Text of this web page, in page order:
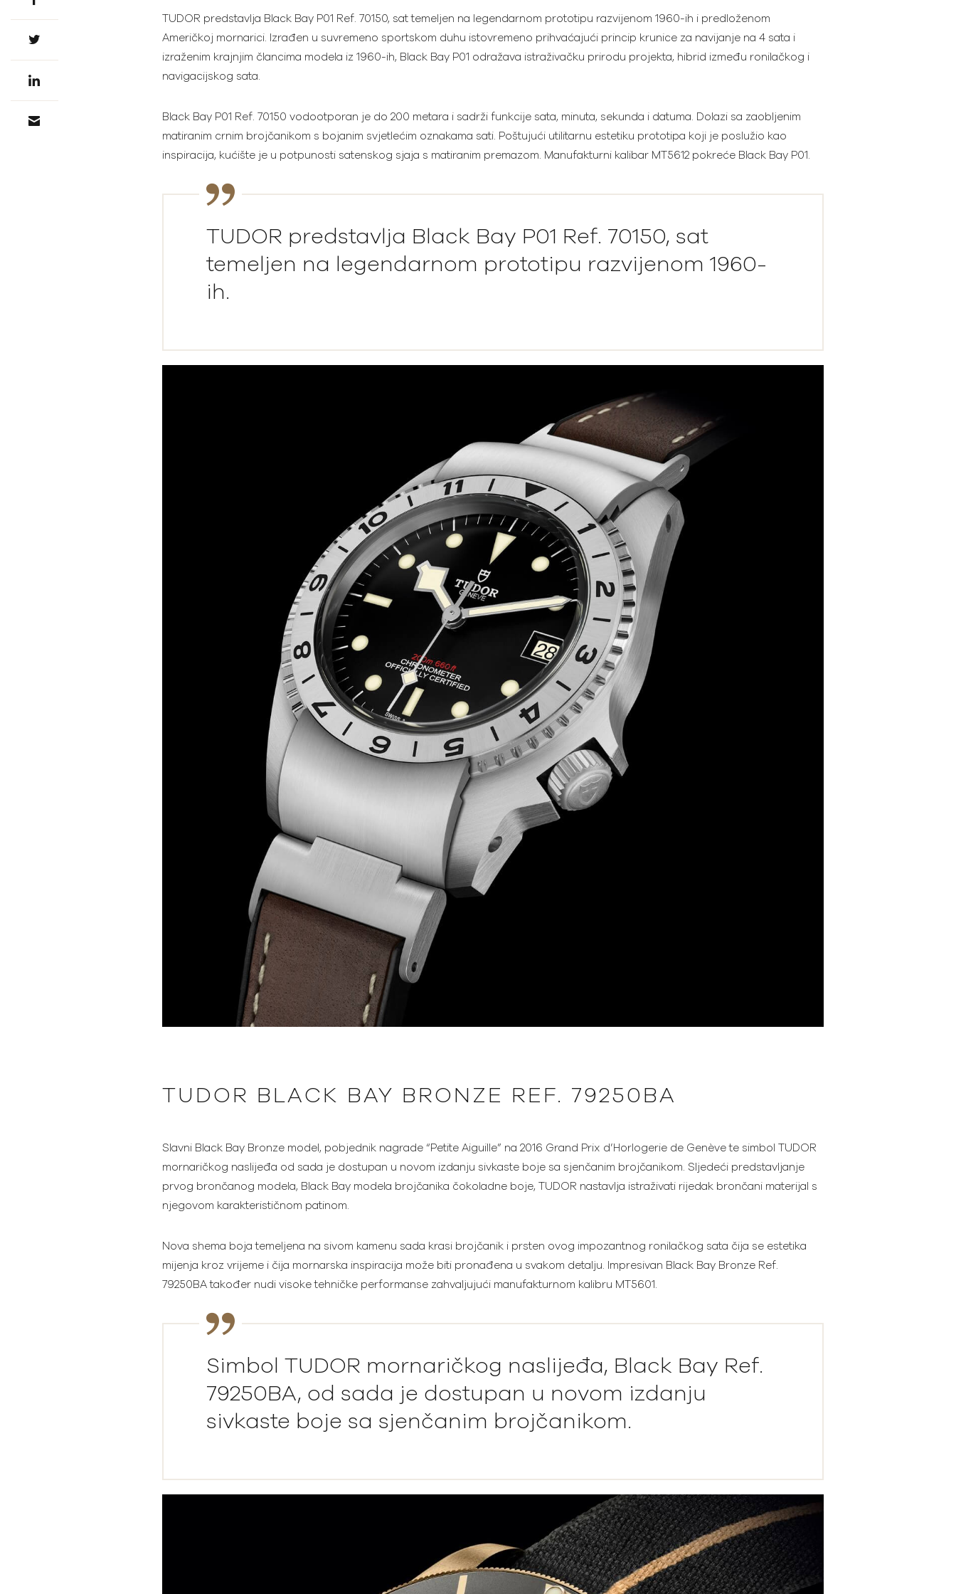
TUDOR predstavlja Black Bay P01 Ref. 70150, sat temeljen na legendarnom prototipu razvijenom 1960-ih i predloženom
Američkoj mornarici. Izrađen u suvremeno sportskom duhu istovremeno prihvaćajući princip krunice za navijanje na 4 sata i
izraženim krajnjim člancima modela iz 1960-ih, Black Bay P01 odražava istraživačku prirodu projekta, hibrid između ronilačkog i
navigacijskog sata.
Black Bay P01 Ref. 70150 vodootporan je do 200 metara i sadrži funkcije sata, minuta, sekunda i datuma. Dolazi sa zaobljenim
matiranim crnim brojčanikom s bojanim svjetlećim oznakama sati. Poštujući utilitarnu estetiku prototipa koji je poslužio kao
inspiracija, kućište je u potpunosti satenskog sjaja s matiranim premazom. Manufakturni kalibar MT5612 pokreće Black Bay P01.
TUDOR predstavlja Black Bay P01 Ref. 70150, sat
temeljen na legendarnom prototipu razvijenom 1960-
ih.
TUDOR BLACK BAY BRONZE REF. 79250BA
Slavni Black Bay Bronze model, pobjednik nagrade “Petite Aiguille” na 2016 Grand Prix d’Horlogerie de Genève te simbol TUDOR
mornaričkog naslijeđa od sada je dostupan u novom izdanju sivkaste boje sa sjenčanim brojčanikom. Sljedeći predstavljanje
prvog brončanog modela, Black Bay modela brojčanika čokoladne boje, TUDOR nastavlja istraživati rijedak brončani materijal s
njegovom karakterističnom patinom.
Nova shema boja temeljena na sivom kamenu sada krasi brojčanik i prsten ovog impozantnog ronilačkog sata čija se estetika
mijenja kroz vrijeme i čija mornarska inspiracija može biti pronađena u svakom detalju. Impresivan Black Bay Bronze Ref.
79250BA također nudi visoke tehničke performanse zahvaljujući manufakturnom kalibru MT5601.
Simbol TUDOR mornaričkog naslijeđa, Black Bay Ref.
79250BA, od sada je dostupan u novom izdanju
sivkaste boje sa sjenčanim brojčanikom.